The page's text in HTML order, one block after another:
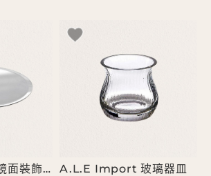
A.L.E Import 鏡面裝飾圓盤 A.L.E Import 玻璃器皿